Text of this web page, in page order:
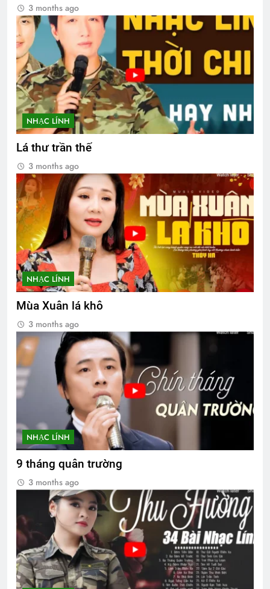
3 months ago
NHẠC LÍNH
Lá thư trần thế
3 months ago
NHẠC LÍNH
Mùa Xuân lá khô
3 months ago
NHẠC LÍNH
9 tháng quân trường
3 months ago